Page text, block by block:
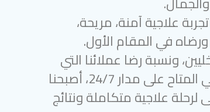
علاجية آمنة، مريحة،
في المقام الأول.
ونسبة رضا عملائنا التي
تتجاوز 97%، ودعمنا الإلكتروني المتاح على مدار 24/7، أصبحنا
علاجية متكاملة ونتائج